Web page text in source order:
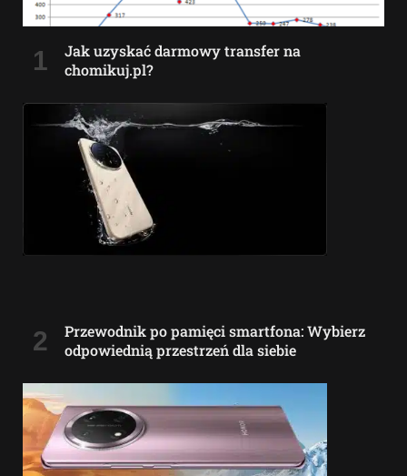
Jak uzyskać darmowy transfer na
chomikuj.pl?
Przewodnik po pamięci smartfona: Wybierz
odpowiednią przestrzeń dla siebie